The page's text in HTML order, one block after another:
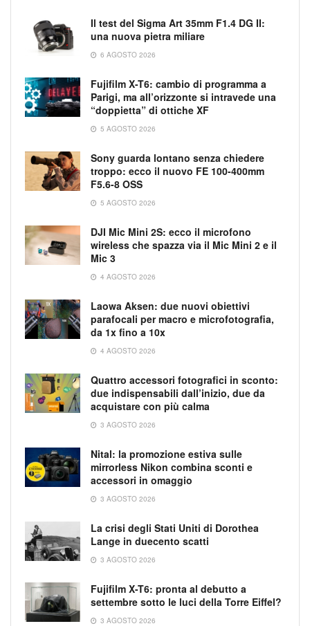
Il test del Sigma Art 35mm F1.4 DG II:
una nuova pietra miliare
6 AGOSTO 2026
Fujifilm X-T6: cambio di programma a
Parigi, ma all’orizzonte si intravede una
“doppietta” di ottiche XF
5 AGOSTO 2026
Sony guarda lontano senza chiedere
troppo: ecco il nuovo FE 100-400mm
F5.6-8 OSS
5 AGOSTO 2026
DJI Mic Mini 2S: ecco il microfono
wireless che spazza via il Mic Mini 2 e il
Mic 3
4 AGOSTO 2026
Laowa Aksen: due nuovi obiettivi
parafocali per macro e microfotografia,
da 1x fino a 10x
4 AGOSTO 2026
Quattro accessori fotografici in sconto:
due indispensabili dall’inizio, due da
acquistare con più calma
3 AGOSTO 2026
Nital: la promozione estiva sulle
mirrorless Nikon combina sconti e
accessori in omaggio
3 AGOSTO 2026
La crisi degli Stati Uniti di Dorothea
Lange in duecento scatti
3 AGOSTO 2026
Fujifilm X-T6: pronta al debutto a
settembre sotto le luci della Torre Eiffel?
3 AGOSTO 2026